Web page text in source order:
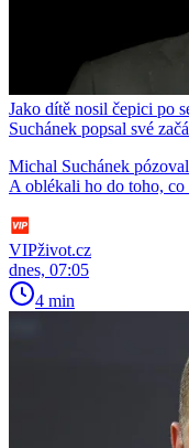
Jako dítě nosil čepici po
Suchánek popsal své
Michal Suchánek
A oblékali ho do toho,
VIPživot.cz
dnes, 07:05
4 min